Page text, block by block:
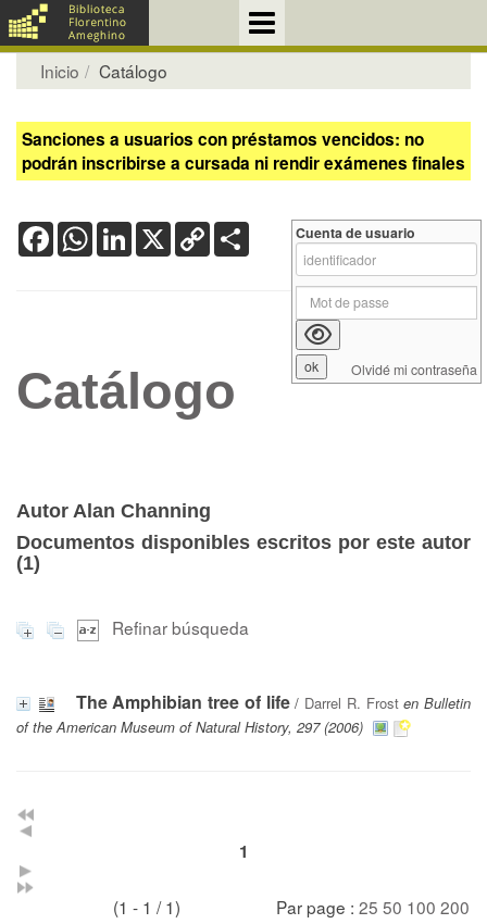
Inicio Catálogo
Sanciones a usuarios con préstamos vencidos: no
podrán inscribirse a cursada ni rendir exámenes finales
FacebookWhatsApp
LinkedIn
X Copy
Link
Catálogo
Autor Alan Channing
Documentos disponibles escritos por este autor
(1)
Refinar búsqueda
The Amphibian tree of life/ Darrel R. Frost en Bulletin
of the American Museum of Natural History, 297 (2006)
1
(1 - 1 / 1) Par page : 25 50 100 200
Cuenta de usuario
Olvidé mi contraseña